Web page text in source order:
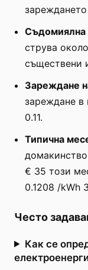
Съдомиялна
струва
съществени
Зареждане
зареждане в
0.11.
Типична
€ 35 този
0.1208 /kWh
Често
Как се